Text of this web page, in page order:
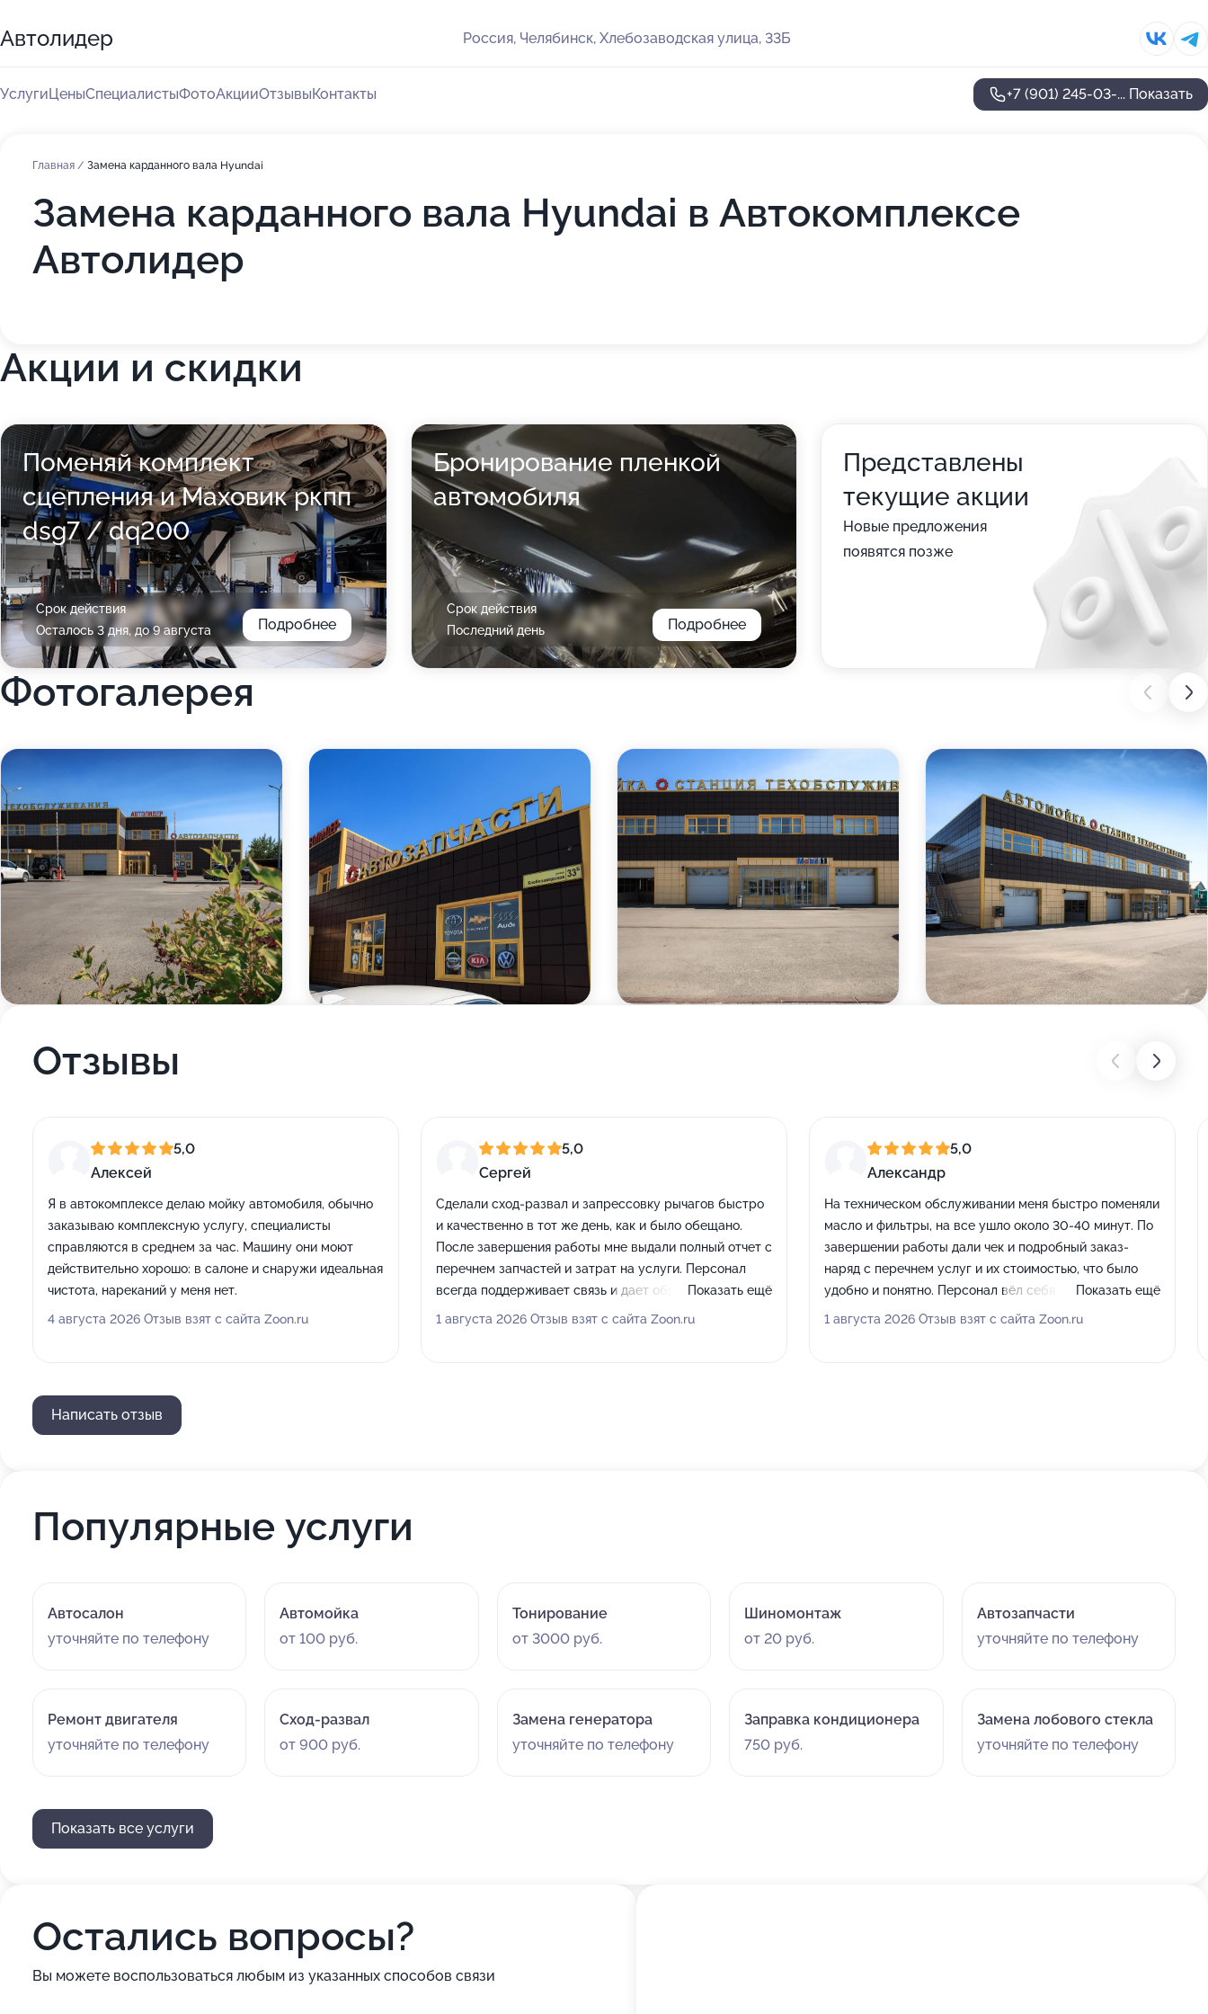
Автолидер Россия, Челябинск, Хлебозаводская улица, 33Б
УслугиЦеныСпециалистыФотоАкцииОтзывыКонтакты +7 (901) 245-03-... Показать
Главная / Замена карданного вала Hyundai
Замена карданного вала Hyundai в Автокомплексе
Автолидер
Акции и скидки
Поменяй комплект
сцепления и Маховик ркпп
dsg7 / dq200
Срок действия
Осталось 3 дня, до 9 августа
Подробнее
Бронирование пленкой
автомобиля
Срок действия
Последний день
Подробнее
Представлены
текущие акции
Новые предложения
появятся позже
Фотогалерея
Отзывы
5,0
Алексей
Я в автокомплексе делаю мойку автомобиля, обычно
заказываю комплексную услугу, специалисты
справляются в среднем за час. Машину они моют
действительно хорошо: в салоне и снаружи идеальная
чистота, нареканий у меня нет.
4 августа 2026 Отзыв взят с сайта Zoon.ru
5,0
Сергей
Сделали сход-развал и запрессовку рычагов быстро
и качественно в тот же день, как и было обещано.
После завершения работы мне выдали полный отчет с
перечнем запчастей и затрат на услуги. Персонал
всегда поддерживает связь и дает обратную
информацию. Этот автокомплекс для меня удобен
Показать ещё
1 августа 2026 Отзыв взят с сайта Zoon.ru
5,0
Александр
На техническом обслуживании меня быстро поменяли
масло и фильтры, на все ушло около 30-40 минут. По
завершении работы дали чек и подробный заказ-
наряд с перечнем услуг и их стоимостью, что было
удобно и понятно. Персонал вёл себя корректно,
грамотно отвечали на все вопросы по автомобилю и
Показать ещё
1 августа 2026 Отзыв взят с сайта Zoon.ru
Написать отзыв
Популярные услуги
Автосалон
уточняйте по телефону
Автомойка
от 100 руб.
Тонирование
от 3000 руб.
Шиномонтаж
от 20 руб.
Автозапчасти
уточняйте по телефону
Ремонт двигателя
уточняйте по телефону
Сход-развал
от 900 руб.
Замена генератора
уточняйте по телефону
Заправка кондиционера
750 руб.
Замена лобового стекла
уточняйте по телефону
Показать все услуги
Остались вопросы?
Вы можете воспользоваться любым из указанных способов связи